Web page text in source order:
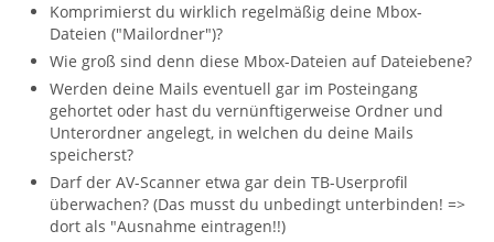
Komprimierst du wirklich regelmäßig deine Mbox-
Dateien ("Mailordner")?
Wie groß sind denn diese Mbox-Dateien auf Dateiebene?
Werden deine Mails eventuell gar im Posteingang
gehortet oder hast du vernünftigerweise Ordner und
Unterordner angelegt, in welchen du deine Mails
speicherst?
Darf der AV-Scanner etwa gar dein TB-Userprofil
überwachen? (Das musst du unbedingt unterbinden! =>
dort als "Ausnahme eintragen!!)